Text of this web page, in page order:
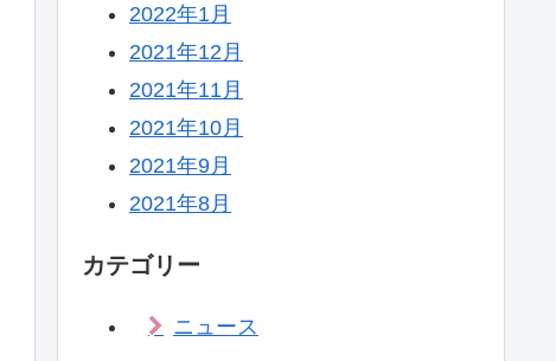
2022年1月
2021年12月
2021年11月
2021年10月
2021年9月
2021年8月
カテゴリー
ニュース